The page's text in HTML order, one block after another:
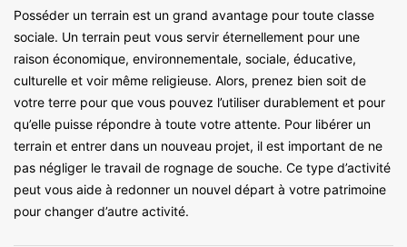
Posséder un terrain est un grand avantage pour toute classe
sociale. Un terrain peut vous servir éternellement pour une
raison économique, environnementale, sociale, éducative,
culturelle et voir même religieuse. Alors, prenez bien soit de
votre terre pour que vous pouvez l’utiliser durablement et pour
qu’elle puisse répondre à toute votre attente. Pour libérer un
terrain et entrer dans un nouveau projet, il est important de ne
pas négliger le travail de rognage de souche. Ce type d’activité
peut vous aide à redonner un nouvel départ à votre patrimoine
pour changer d’autre activité.